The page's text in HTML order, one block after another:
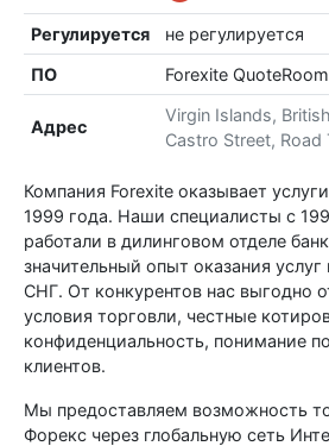
Регулируется
не регулируется
ПО
Forexite
Адрес
Virgin Islands,
Castro Street, Road
Компания Forexite оказывает
1999 года. Наши специалисты с
работали в дилинговом отделе
значительный опыт оказания услуг
СНГ. От конкурентов нас выгодно
условия торговли, честные
конфиденциальность, понимание
клиентов.
Мы предоставляем возможность
Форекс через глобальную сеть